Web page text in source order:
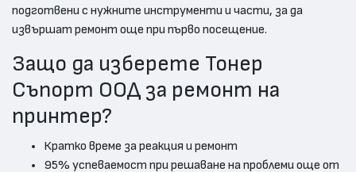
подготвени с нужните инструменти и части, за да
извършат ремонт още при първо посещение.
Защо да изберете Тонер
Съпорт ООД за ремонт на
принтер?
Кратко време за реакция и ремонт
95% успеваемост при решаване на проблеми още от